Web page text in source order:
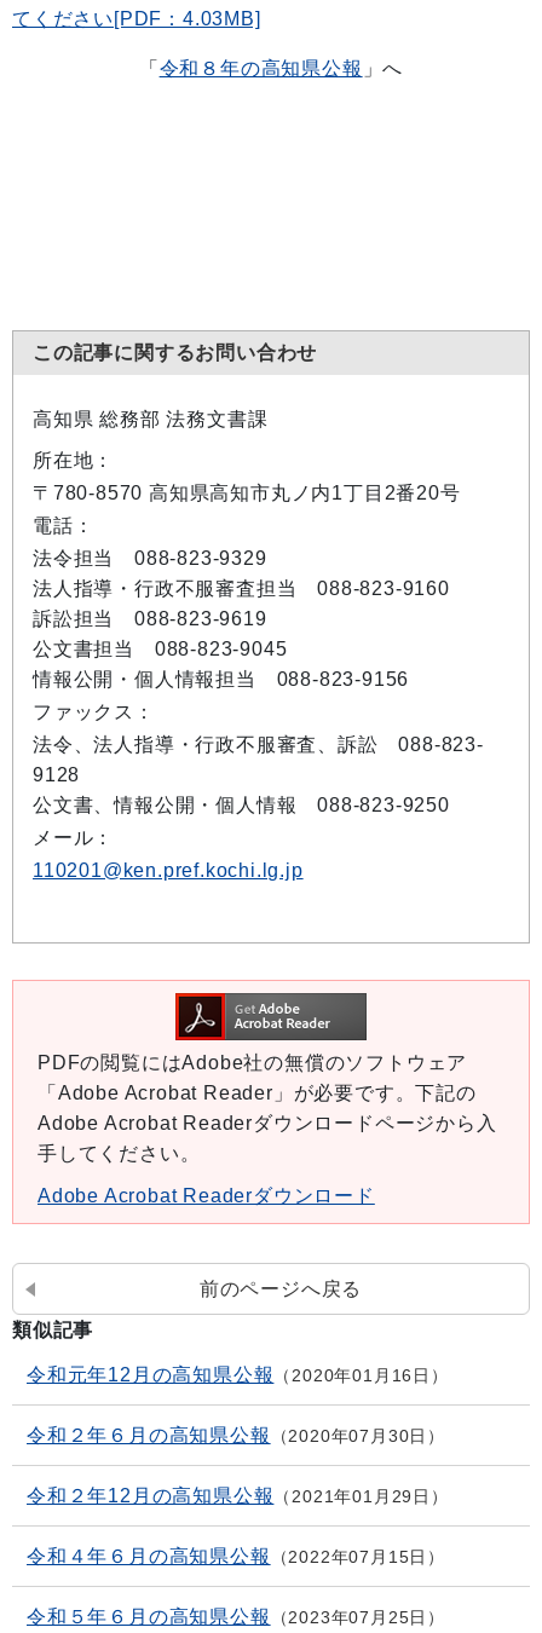
てください[PDF：4.03MB]
「 令和８年の高知県公報 」へ
この記事に関するお問い合わせ
高知県 総務部 法務文書課
所在地：
〒780-8570 高知県高知市丸ノ内1丁目2番20号
電話：
法令担当 088-823-9329
法人指導・行政不服審査担当 088-823-9160
訴訟担当 088-823-9619
公文書担当 088-823-9045
情報公開・個人情報担当 088-823-9156
ファックス：
法令、法人指導・行政不服審査、訴訟 088-823-
9128
公文書、情報公開・個人情報 088-823-9250
メール：
110201@ken.pref.kochi.lg.jp
PDFの閲覧にはAdobe社の無償のソフトウェア
「Adobe Acrobat Reader」が必要です。下記の
Adobe Acrobat Readerダウンロードページから入
手してください。
Adobe Acrobat Readerダウンロード
前のページへ戻る
類似記事
令和元年12月の高知県公報 2020年01月16日
令和２年６月の高知県公報 2020年07月30日
令和２年12月の高知県公報 2021年01月29日
令和４年６月の高知県公報 2022年07月15日
令和５年６月の高知県公報 2023年07月25日